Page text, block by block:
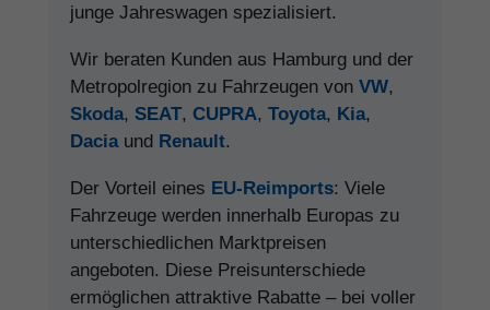
junge Jahreswagen spezialisiert.
Wir beraten Kunden aus Hamburg und der
Metropolregion zu Fahrzeugen von VW,
Skoda, SEAT, CUPRA, Toyota, Kia,
Daciaund Renault.
Der Vorteil eines EU-Reimports: Viele
Fahrzeuge werden innerhalb Europas zu
unterschiedlichen Marktpreisen
angeboten. Diese Preisunterschiede
ermöglichen attraktive Rabatte – bei voller